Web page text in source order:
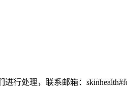
处理，联系邮箱：